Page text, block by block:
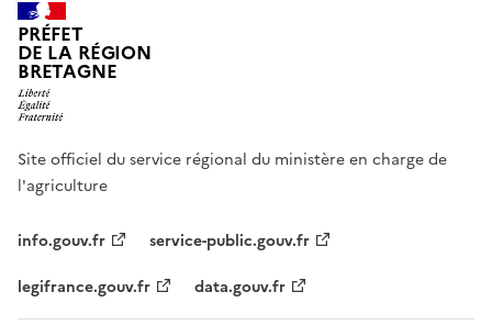
PRÉFET
DE LA RÉGION
BRETAGNE
Site officiel du service régional du ministère en charge de
l'agriculture
info.gouv.fr
service-public.gouv.fr
legifrance.gouv.fr
data.gouv.fr